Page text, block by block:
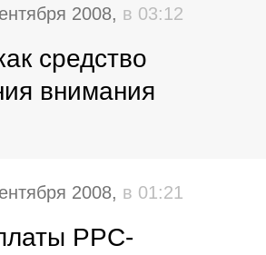
2008, в 03:12
средство
внимания
2008, в 01:21
PPC-